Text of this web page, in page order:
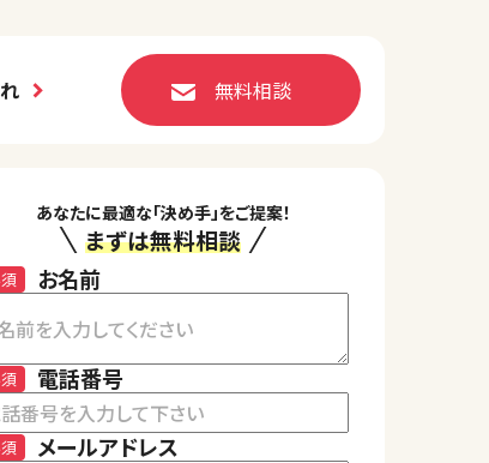
無料相談
あなたに最適な「決め手」をご提案！
まずは無料相談
お名前
電話番号
メールアドレス